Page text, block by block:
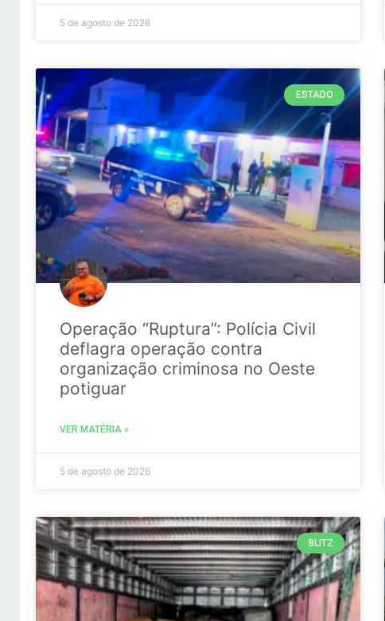
5 de agosto de 2026
ESTADO
Operação “Ruptura”: Polícia Civil
deflagra operação contra
organização criminosa no Oeste
potiguar
VER MATÉRIA »
5 de agosto de 2026
BLITZ